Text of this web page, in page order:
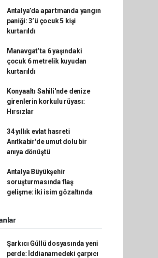
Antalya’da apartmanda yangın
paniği: 3’ü çocuk 5 kişi
kurtarıldı
Manavgat’ta 6 yaşındaki
çocuk 6 metrelik kuyudan
kurtarıldı
Konyaaltı Sahili'nde denize
girenlerin korkulu rüyası:
Hırsızlar
34 yıllık evlat hasreti
Anıtkabir'de umut dolu bir
anıya dönüştü
Antalya Büyükşehir
soruşturmasında flaş
gelişme: İki isim gözaltında
Şarkıcı Güllü dosyasında yeni
perde: İddianamedeki çarpıcı